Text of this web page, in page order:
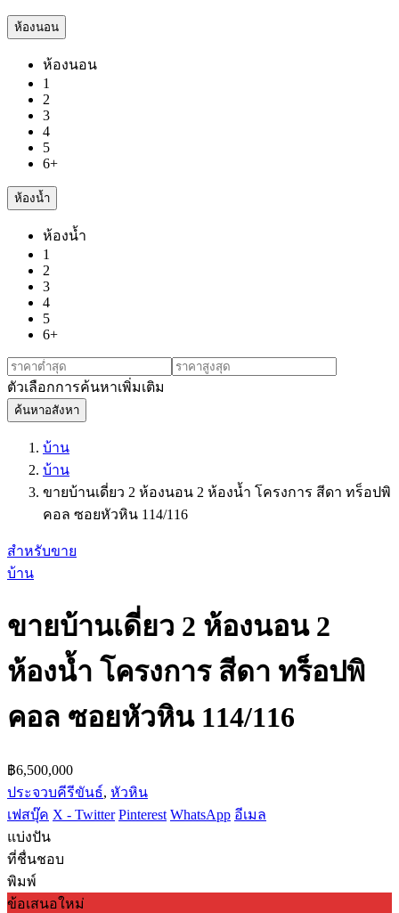
ห้องนอน
ห้องนอน
1
2
3
4
5
6+
ห้องน้ำ
ห้องน้ำ
1
2
3
4
5
6+
ตัวเลือกการค้นหาเพิ่มเติม
ค้นหาอสังหา
บ้าน
บ้าน
ขายบ้านเดี่ยว 2 ห้องนอน 2 ห้องน้ำ โครงการ สีดา ทร็อปพิ
คอล ซอยหัวหิน 114/116
สำหรับขาย
บ้าน
ขายบ้านเดี่ยว 2 ห้องนอน 2
ห้องน้ำ โครงการ สีดา ทร็อปพิ
คอล ซอยหัวหิน 114/116
฿6,500,000
ประจวบคีรีขันธ์, หัวหิน
เฟสบุ๊ค X - Twitter Pinterest WhatsApp อีเมล
แบ่งปัน
ที่ชื่นชอบ
พิมพ์
ข้อเสนอใหม่